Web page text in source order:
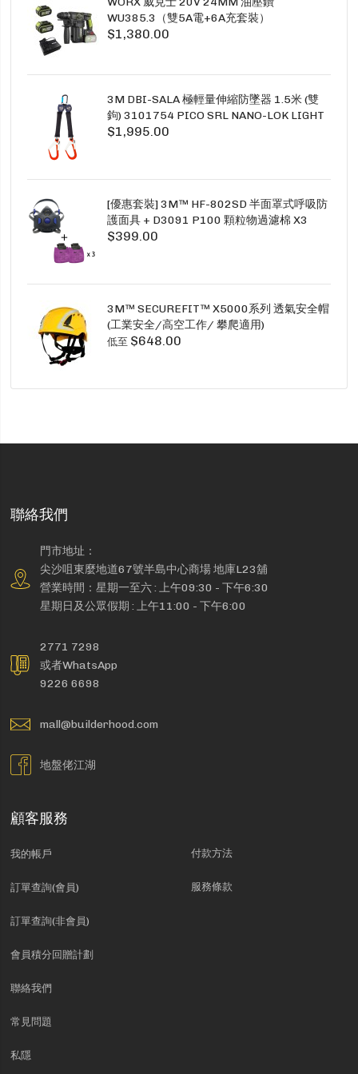
WU385.3（雙5A電+6A充套裝）
$1,380.00
3M DBI-SALA 極輕量伸縮防墜器 1.5米 (雙
鉤) 3101754 PICO SRL NANO-LOK LIGHT
1.5M TWINS
$1,995.00
[優惠套裝] 3M™ HF-802SD 半面罩式呼吸防
護面具 + D3091 P100 顆粒物過濾棉 X3
SECURE CLICK HF-802SD HF-800SD 系列
$399.00
3M™ SECUREFIT™ X5000系列 透氣安全帽
(工業安全/高空工作/ 攀爬適用)
低至 $648.00
聯絡我們
門市地址：
尖沙咀東麼地道67號半島中心商場 地庫L23舖
營業時間：星期一至六 : 上午09:30 - 下午6:30
星期日及公眾假期 : 上午11:00 - 下午6:00
2771 7298
或者WhatsApp
9226 6698
mall@builderhood.com
地盤佬江湖
顧客服務
我的帳戶
訂單查詢(會員)
訂單查詢(非會員)
會員積分回贈計劃
聯絡我們
常見問題
私隱
付款方法
服務條款